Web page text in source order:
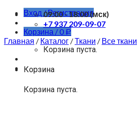
Вход / Регистрация
Корзина /0 Р
Корзина пуста.
Корзина
Корзина пуста.
09:00 - 18:00 (мск)
+7 937 209-09-07
Главная / Каталог /Ткани / Все ткани